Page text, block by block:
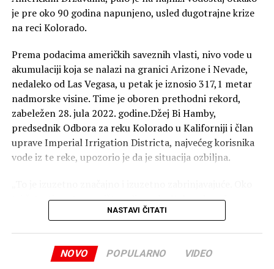
je pre oko 90 godina napunjeno, usled dugotrajne krize
na reci Kolorado.
Prema podacima američkih saveznih vlasti, nivo vode u
akumulaciji koja se nalazi na granici Arizone i Nevade,
nedaleko od Las Vegasa, u petak je iznosio 317,1 metar
nadmorske visine. Time je oboren prethodni rekord,
zabeležen 28. jula 2022. godine.Džej Bi Hamby,
predsednik Odbora za reku Kolorado u Kaliforniji i član
uprave Imperial Irrigation Districta, najvećeg korisnika
vode iz te reke, upozorio je da je situacija ozbiljna.
tri četvrtine stanovništva sliva reke Kolorado, odnosno
oko 30 miliona ljudi, direktno je pogođeno rizicima koji
koje koriste vodu iz reke Kolorado moraju da smanje
potrošnju.
NASTAVI ČITATI
NOVO POPULARNO VIDEO